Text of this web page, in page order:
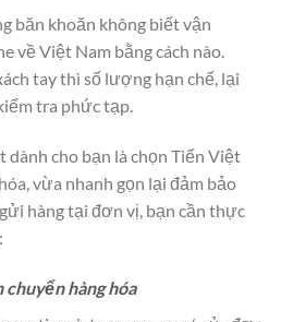
băn khoăn không biết vận
về Việt Nam bằng cách nào.
tay thì số lượng hạn chế, lại
tra phức tạp.
cho bạn là chọn Tiến Việt
vừa nhanh gọn lại đảm bảo
hàng tại đơn vị, bạn cần thực
hàng hóa